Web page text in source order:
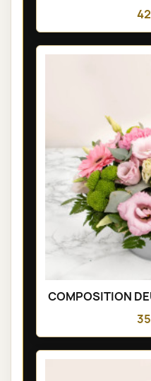
COMPOSITION